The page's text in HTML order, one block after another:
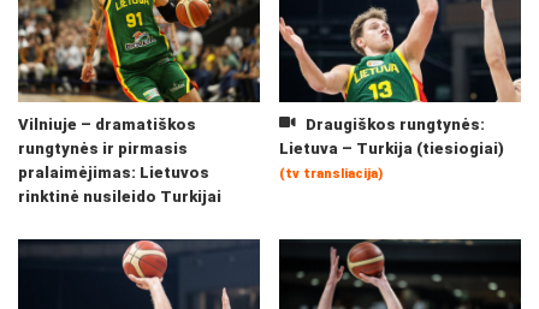
Vilniuje – dramatiškos
rungtynės ir pirmasis
pralaimėjimas: Lietuvos
rinktinė nusileido Turkijai
Draugiškos rungtynės:
Lietuva – Turkija (tiesiogiai)
(tv transliacija)